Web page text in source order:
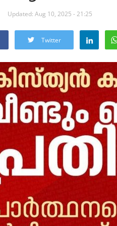
Updated: Aug 10, 2025 - 21:25
Twitter